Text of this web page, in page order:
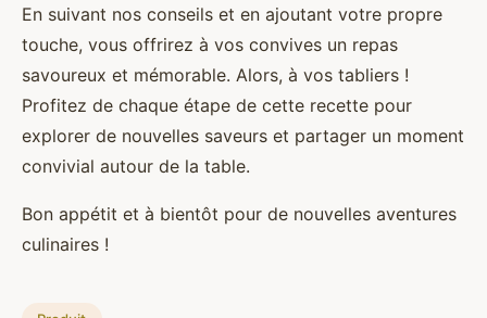
En suivant nos conseils et en ajoutant votre propre
touche, vous offrirez à vos convives un repas
savoureux et mémorable. Alors, à vos tabliers !
Profitez de chaque étape de cette recette pour
explorer de nouvelles saveurs et partager un moment
convivial autour de la table.
Bon appétit et à bientôt pour de nouvelles aventures
culinaires !